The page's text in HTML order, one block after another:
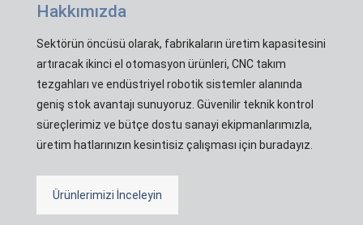
Hakkımızda
Sektörün öncüsü olarak, fabrikaların üretim kapasitesini
artıracak ikinci el otomasyon ürünleri, CNC takım
tezgahları ve endüstriyel robotik sistemler alanında
geniş stok avantajı sunuyoruz. Güvenilir teknik kontrol
süreçlerimiz ve bütçe dostu sanayi ekipmanlarımızla,
üretim hatlarınızın kesintisiz çalışması için buradayız.
Ürünlerimizi İnceleyin